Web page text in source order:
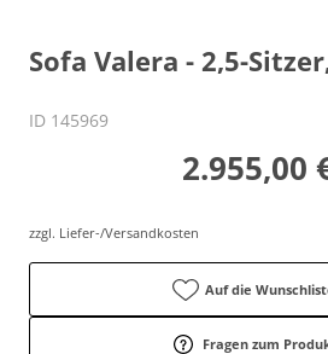
Sofa Valera - 2,5-
ID 145969
2.955,00
zzgl. Liefer-/Versandkosten
Auf die
Fragen zum